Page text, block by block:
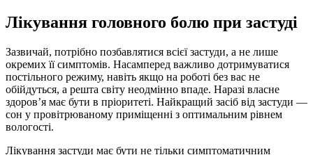
Лікування головного болю при застуді
Зазвичай, потрібно позбавлятися всієї застуди, а не лише
окремих її симптомів. Насамперед важливо дотримуватися
постільного режиму, навіть якщо на роботі без вас не
обійдуться, а решта світу неодмінно впаде. Наразі власне
здоров’я має бути в пріоритеті. Найкращий засіб від застуди —
сон у провітрюваному приміщенні з оптимальним рівнем
вологості.
Лікування застуди має бути не тільки симптоматичним